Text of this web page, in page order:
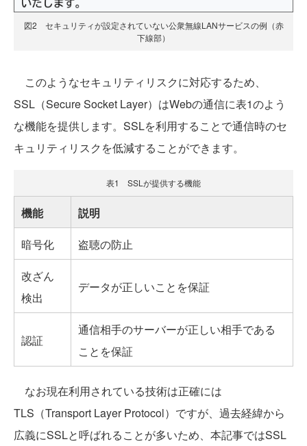
図2 セキュリティが設定されていない公衆無線LANサービスの例（赤
下線部）
このようなセキュリティリスクに対応するため、
SSL（Secure Socket Layer）はWebの通信に表1のよう
な機能を提供します。SSLを利用することで通信時のセ
キュリティリスクを低減することができます。
表1 SSLが提供する機能
機能
説明
暗号化
盗聴の防止
改ざん
検出
データが正しいことを保証
認証
通信相手のサーバーが正しい相手である
ことを保証
なお現在利用されている技術は正確には
TLS（Transport Layer Protocol）ですが、過去経緯から
広義にSSLと呼ばれることが多いため、本記事ではSSL